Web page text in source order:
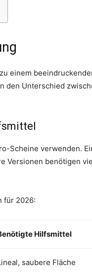
einem
den Unterschied
Scheine verwenden.
Versionen benötigen
für 2026:
Hilfsmittel
saubere Fläche